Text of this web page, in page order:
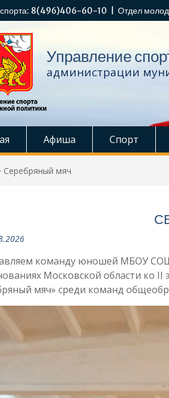
8(496)406-60-10 | Отдел
Управление
администрации
Афиша Спорт
Серебряный мяч
команду юношей МБОУ
Московской области ко II
мяч» среди команд